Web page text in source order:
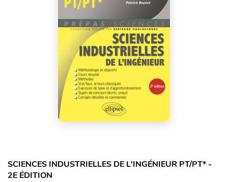
SCIENCES INDUSTRIELLES DE L'INGÉNIEUR PT/PT* -
2E ÉDITION